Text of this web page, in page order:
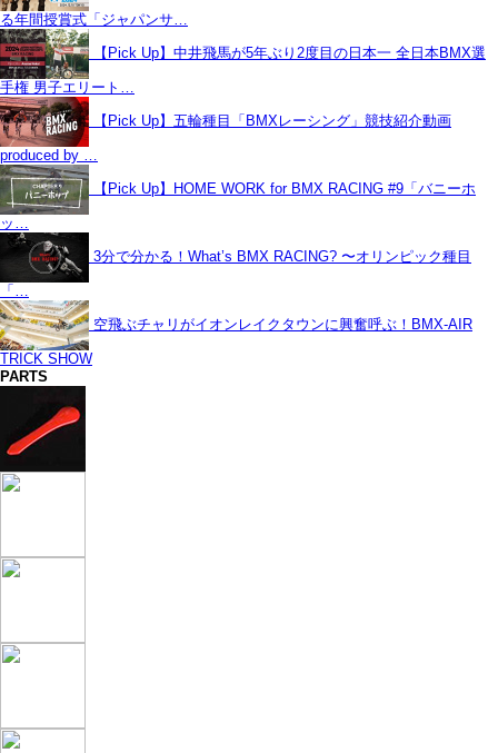
る年間授賞式「ジャパンサ…
【Pick Up】中井飛馬が5年ぶり2度目の日本一 全日本BMX選
手権 男子エリート…
【Pick Up】五輪種目「BMXレーシング」競技紹介動画
produced by …
【Pick Up】HOME WORK for BMX RACING #9「バニーホ
ッ…
3分で分かる！What’s BMX RACING? 〜オリンピック種目
「…
空飛ぶチャリがイオンレイクタウンに興奮呼ぶ！BMX-AIR
TRICK SHOW
PARTS